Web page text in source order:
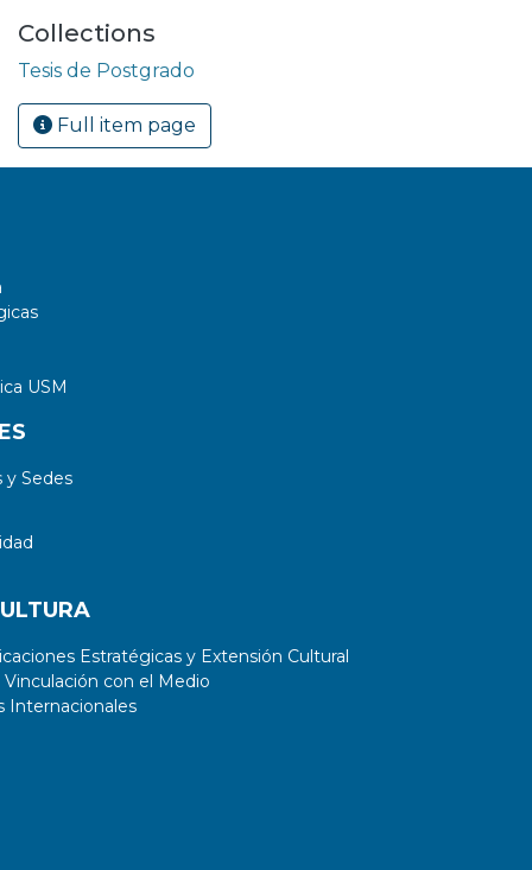
Collections
Tesis de Postgrado
Full item page
USM
Sedes
Estratégicas y Extensión Cultural
con el Medio
Internacionales